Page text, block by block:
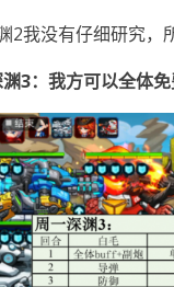
2我没有仔细研究，
3： 我方可以全体